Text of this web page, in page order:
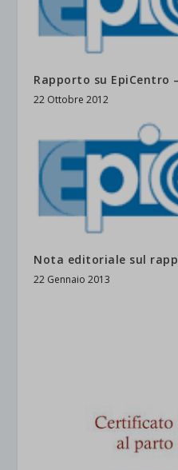
Rapporto su EpiCentro
22 Ottobre 2012
Nota editoriale sul
22 Gennaio 2013